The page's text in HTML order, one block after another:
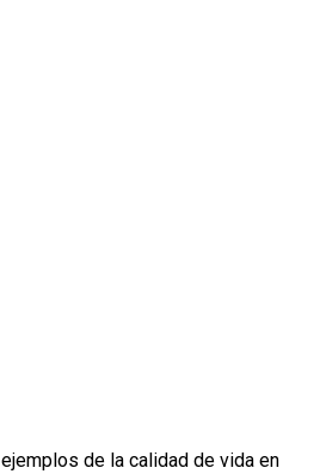
de la calidad de vida en